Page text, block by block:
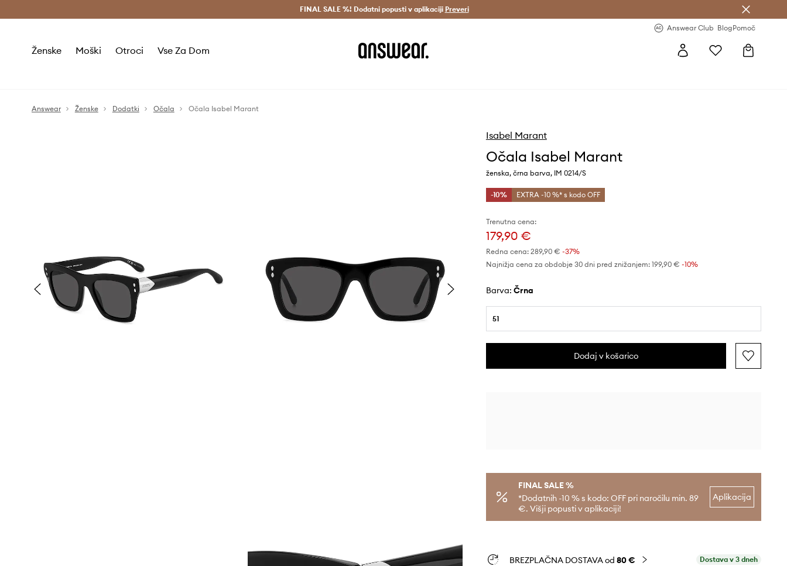
Dostava v 3 dneh > Prihrani z vpisom v Answear Club >
FINAL SALE %! Dodatni popusti v aplikaciji Preveri
Answear Club BlogPomoč
Ženske Moški Otroci Vse Za Dom
Answear Ženske Dodatki Očala Očala Isabel Marant
Isabel Marant
Očala Isabel Marant
ženska, črna barva, IM 0214/S
-10% EXTRA -10 %* s kodo OFF
Trenutna cena:
179,90 €
Redna cena: 289,90 € -37%
Najnižja cena za obdobje 30 dni pred znižanjem: 199,90 € -10%
Barva: črna
51
Dodaj v košarico
FINAL SALE %
*Dodatnih -10 % s kodo: OFF pri naročilu min. 89
€. Višji popusti v aplikaciji!
Aplikacija
BREZPLAČNA DOSTAVA od 80 € Dostava v 3 dneh